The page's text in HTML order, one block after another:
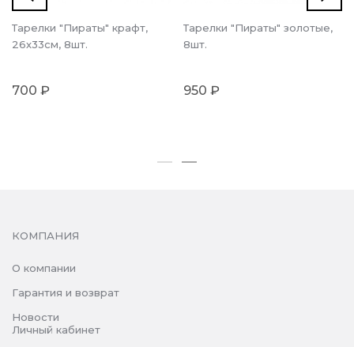
Тарелки "Пираты" крафт,
26х33см, 8шт.
700 ₽
Тарелки "Пираты" золотые,
8шт.
950 ₽
КОМПАНИЯ
О компании
Гарантия и возврат
Новости
Личный кабинет